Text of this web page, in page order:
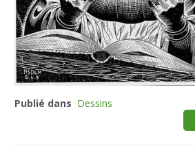
Publié dans Dessins